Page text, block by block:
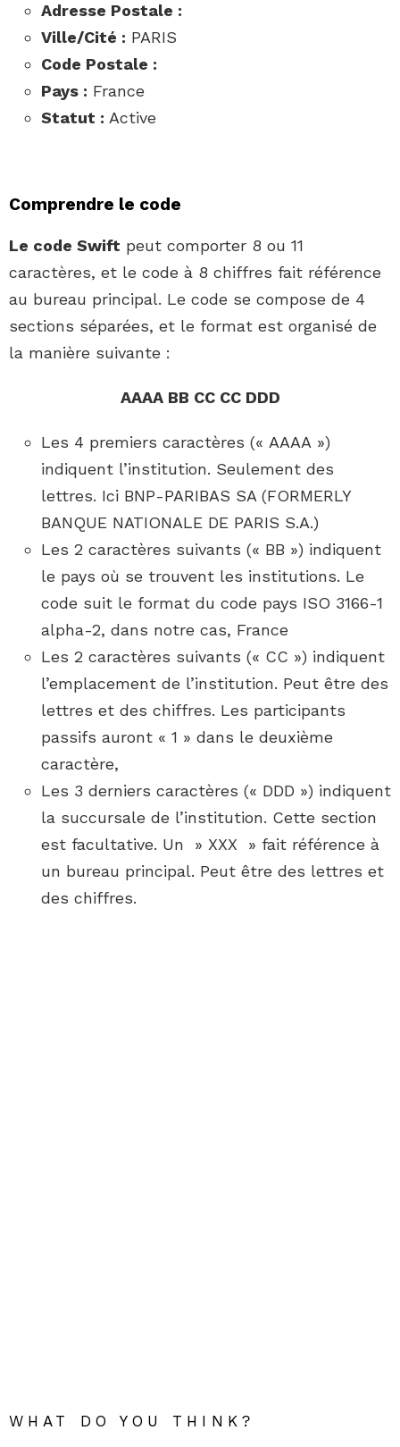
Adresse Postale :
Ville/Cité : PARIS
Code Postale :
Pays : France
Statut : Active
Comprendre le code
Le code Swift peut comporter 8 ou 11
caractères, et le code à 8 chiffres fait référence
au bureau principal. Le code se compose de 4
sections séparées, et le format est organisé de
la manière suivante :
AAAA BB CC CC DDD
Les 4 premiers caractères (« AAAA »)
indiquent l’institution. Seulement des
lettres. Ici BNP-PARIBAS SA (FORMERLY
BANQUE NATIONALE DE PARIS S.A.)
Les 2 caractères suivants (« BB ») indiquent
le pays où se trouvent les institutions. Le
code suit le format du code pays ISO 3166-1
alpha-2, dans notre cas, France
Les 2 caractères suivants (« CC ») indiquent
l’emplacement de l’institution. Peut être des
lettres et des chiffres. Les participants
passifs auront « 1 » dans le deuxième
caractère,
Les 3 derniers caractères (« DDD ») indiquent
la succursale de l’institution. Cette section
est facultative. Un » XXX » fait référence à
un bureau principal. Peut être des lettres et
des chiffres.
WHAT DO YOU THINK?